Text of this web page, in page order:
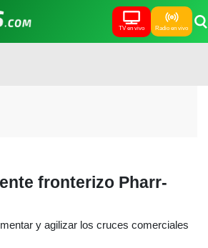
TV en vivo Radio en vivo
fronterizo Pharr-
y agilizar los cruces comerciales